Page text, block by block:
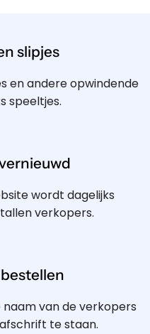
slipjes
en andere opwindende
speeltjes.
wordt dagelijks
verkopers.
van de verkopers
te staan.